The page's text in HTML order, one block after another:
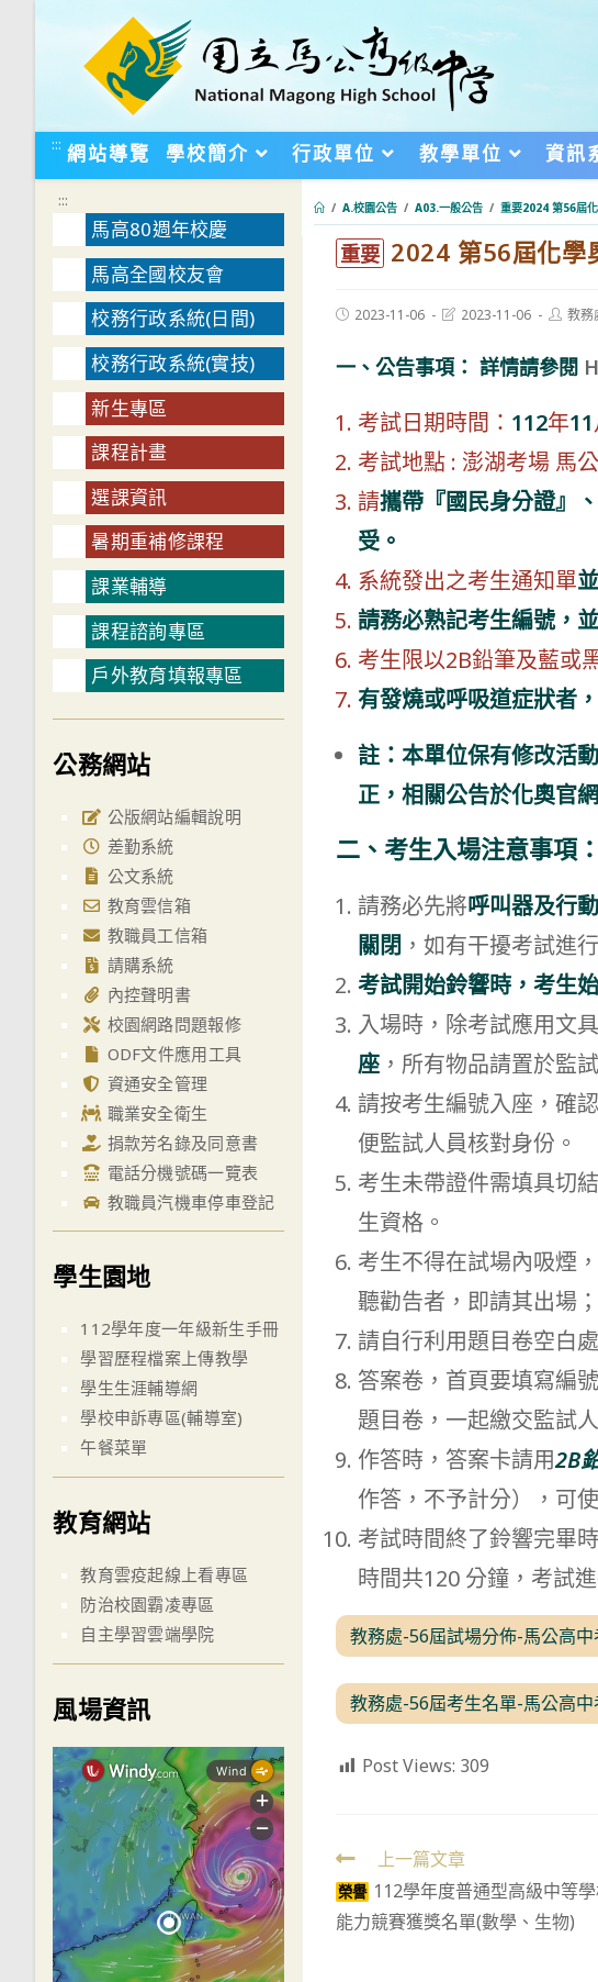
::: 網站導覽 學校簡介 行政單位 教學單位 資訊
/ A.校園公告 / A03.一般公告 / 重要2024 第56屆
重要 2024 第56屆化學
Post2023-11-06
Post2023-11-06
Post教務
一、公告事項： 詳情請參閱
考試日期時間： 112年11
考試地點 : 澎湖考場 馬
請攜帶『國民身分證』
受。
系統發出之考生通知單
請務必熟記考生編號，
考生限以2B鉛筆及藍或
有發燒或呼吸道症狀者
註：本單位保有修改活
正，相關公告於化奧官
二、考生入場注意事項：
請務必先將呼叫器及行
關閉 ，如有干擾考試進
考試開始鈴響時，考生
入場時，除考試應用文
座 ，所有物品請置於監
請按考生編號入座，確
便監試人員核對身份。
考生未帶證件需填具切
生資格。
考生不得在試場內吸煙
聽勸告者，即請其出場
請自行利用題目卷空白
答案卷，首頁要填寫編
題目卷，一起繳交監試
作答時，答案卡請用2B
作答，不予計分），可
考試時間終了鈴響完畢
時間共120 分鐘，考試
教務處-56屆試場分佈-馬公高中
教務處-56屆考生名單-馬公高中
Post Views: 309
Read
more
articles
上一篇文章
榮譽 112學年度普通型高級中等
能力競賽獲獎名單(數學、生物)
:::
馬高80週年校慶
馬高全國校友會
校務行政系統(日間)
校務行政系統(實技)
新生專區
課程計畫
選課資訊
暑期重補修課程
課業輔導
課程諮詢專區
戶外教育填報專區
公務網站
公版網站編輯說明
差勤系統
公文系統
教育雲信箱
教職員工信箱
請購系統
內控聲明書
校園網路問題報修
ODF文件應用工具
資通安全管理
職業安全衛生
捐款芳名錄及同意書
電話分機號碼一覽表
教職員汽機車停車登記
學生園地
112學年度一年級新生手冊
學習歷程檔案上傳教學
學生生涯輔導網
學校申訴專區(輔導室)
午餐菜單
教育網站
教育雲疫起線上看專區
防治校園霸凌專區
自主學習雲端學院
風場資訊